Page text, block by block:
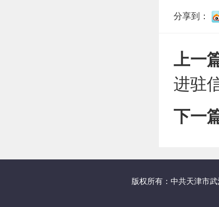
分享到：
上一
进驻
下一
版权所有：中共天津市